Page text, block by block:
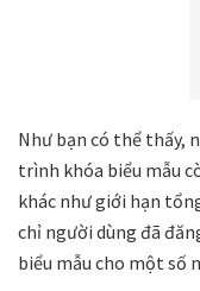
Như bạn có thể thấy,
trình khóa biểu mẫu
khác như giới hạn
chỉ người dùng đã
biểu mẫu cho một số